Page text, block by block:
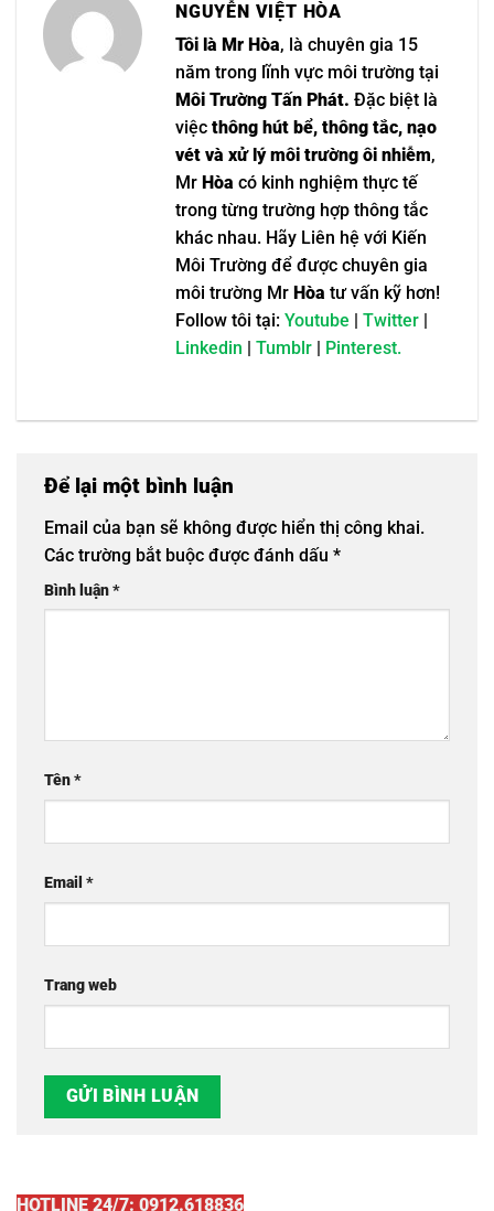
NGUYỄN VIỆT HÒA
Tôi là Mr Hòa, là chuyên gia 15
năm trong lĩnh vực môi trường tại
Môi Trường Tấn Phát. Đặc biệt là
việc thông hút bể, thông tắc, nạo
vét và xử lý môi trường ôi nhiễm,
Mr Hòa có kinh nghiệm thực tế
trong từng trường hợp thông tắc
khác nhau. Hãy Liên hệ với Kiến
Môi Trường để được chuyên gia
môi trường Mr Hòa tư vấn kỹ hơn!
Follow tôi tại: Youtube Twitter
Linkedin
Tumblr Pinterest.
Để lại một bình luận
Email của bạn sẽ không được hiển thị công khai.
Các trường bắt buộc được đánh dấu *
Bình luận*
Tên*
Email *
Trang web
HOTLINE 24/7: 0912.618836